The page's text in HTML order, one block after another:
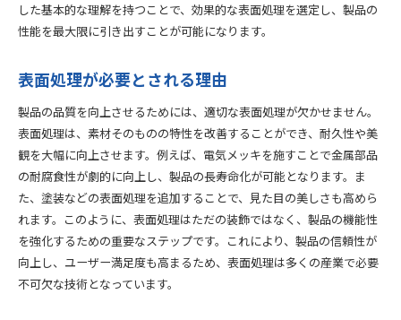
した基本的な理解を持つことで、効果的な表面処理を選定し、製品の
性能を最大限に引き出すことが可能になります。
表面処理が必要とされる理由
製品の品質を向上させるためには、適切な表面処理が欠かせません。
表面処理は、素材そのものの特性を改善することができ、耐久性や美
観を大幅に向上させます。例えば、電気メッキを施すことで金属部品
の耐腐食性が劇的に向上し、製品の長寿命化が可能となります。ま
た、塗装などの表面処理を追加することで、見た目の美しさも高めら
れます。このように、表面処理はただの装飾ではなく、製品の機能性
を強化するための重要なステップです。これにより、製品の信頼性が
向上し、ユーザー満足度も高まるため、表面処理は多くの産業で必要
不可欠な技術となっています。